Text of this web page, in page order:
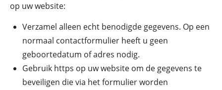
op uw website:
Verzamel alleen echt benodigde gegevens. Op een
normaal contactformulier heeft u geen
geboortedatum of adres nodig.
Gebruik https op uw website om de gegevens te
beveiligen die via het formulier worden